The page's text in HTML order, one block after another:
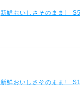
新鮮おいしさそのまま!
新鮮おいしさそのまま!